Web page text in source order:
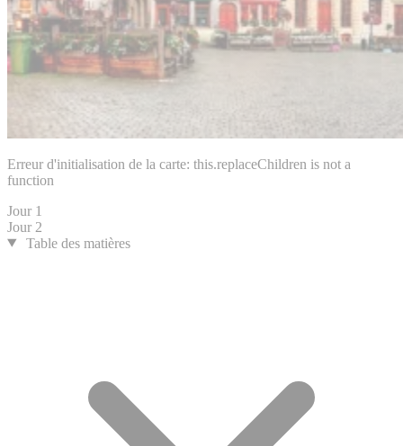
Erreur d'initialisation de la carte: this.replaceChildren is not a
function
Jour 1
Jour 2
Table des matières